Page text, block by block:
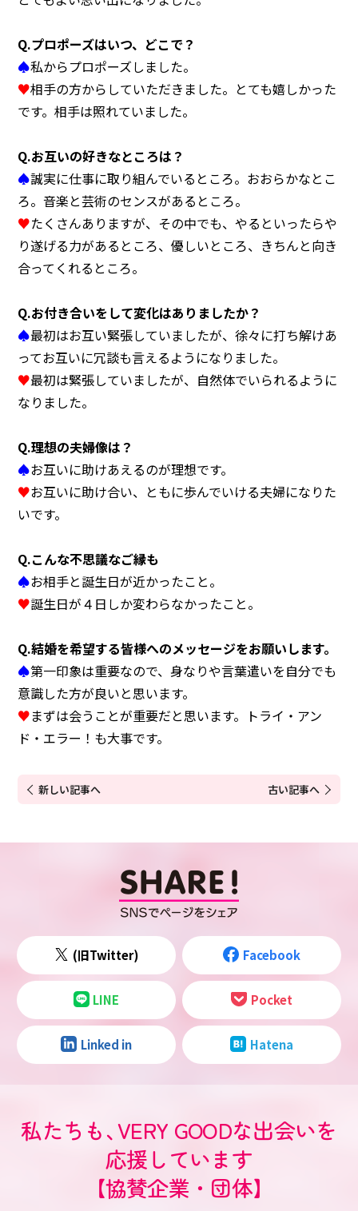
Q.プロポーズはいつ、どこで？
♠私からプロポーズしました。
♥相手の方からしていただきました。とても嬉しかった
です。相手は照れていました。
Q.お互いの好きなところは？
♠誠実に仕事に取り組んでいるところ。おおらかなとこ
ろ。音楽と芸術のセンスがあるところ。
♥たくさんありますが、その中でも、やるといったらや
り遂げる力があるところ、優しいところ、きちんと向き
合ってくれるところ。
Q.お付き合いをして変化はありましたか？
♠最初はお互い緊張していましたが、徐々に打ち解けあ
ってお互いに冗談も言えるようになりました。
♥最初は緊張していましたが、自然体でいられるように
なりました。
Q.理想の夫婦像は？
♠お互いに助けあえるのが理想です。
♥お互いに助け合い、ともに歩んでいける夫婦になりた
いです。
Q.こんな不思議なご縁も
♠お相手と誕生日が近かったこと。
♥誕生日が４日しか変わらなかったこと。
Q.結婚を希望する皆様へのメッセージをお願いします。
♠第一印象は重要なので、身なりや言葉遣いを自分でも
意識した方が良いと思います。
♥まずは会うことが重要だと思います。トライ・アン
ド・エラー！も大事です。
新しい記事へ 古い記事へ
(旧Twitter) Facebook
LINE Pocket
Linked in Hatena
私たちも、VERY GOODな出会いを
応援しています
【協賛企業・団体】